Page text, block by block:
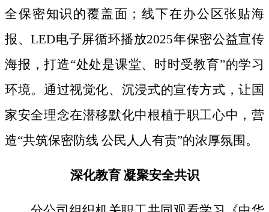
全保密知识的覆盖面；线下在办公区张贴海
报、LED电子屏循环播放2025年保密公益宣传
海报，打造“处处是课堂、时时受教育”的学习
环境。通过视觉化、沉浸式的宣传方式，让国
家安全理念在潜移默化中根植于职工心中，营
造“共筑保密防线 公民人人有责”的浓厚氛围。
深化教育凝聚安全共识